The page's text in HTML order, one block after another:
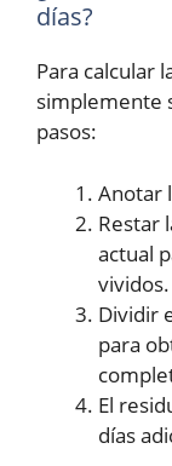
días?
Para calcular
simplemente
pasos:
Anotar
Restar
actual
vividos.
Dividir
para
El
días